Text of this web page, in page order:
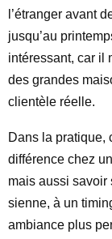
l’étranger avant
jusqu’au
intéressant, car il
des grandes
clientèle réelle.
Dans la pratique,
différence chez
mais aussi savoir
sienne, à un
ambiance plus